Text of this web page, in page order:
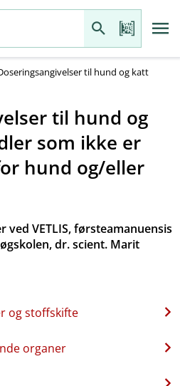
til hund og katt
til hund og
som ikke er
hund og​/​eller
ved VETLIS, førsteamanuensis
dr. scient. Marit
og stoffskifte
organer